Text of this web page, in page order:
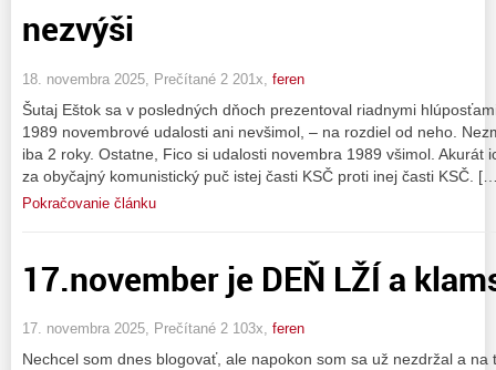
nezvýši
18. novembra 2025, Prečítané 2 201x, feren
Šutaj Eštok sa v posledných dňoch prezentoval riadnymi
1989 novembrové udalosti ani nevšimol, – na rozdiel od neho.
iba 2 roky. Ostatne, Fico si udalosti novembra 1989 všimol. Akurát
za obyčajný komunistický puč istej časti KSČ proti inej časti KSČ.
Pokračovanie článku
17.november je DEŇ LŽÍ a
17. novembra 2025, Prečítané 2 103x, feren
Nechcel som dnes blogovať, ale napokon som sa už nezdržal a